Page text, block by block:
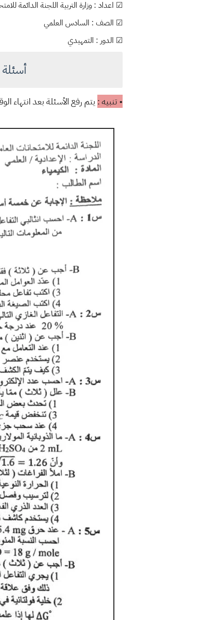
☑ اعداد : وزارة التربية اللجنة الدائمة
☑ الصف : السادس العلمي
☑ الدور : التمهيدي
أسئلة
• تنبيه : يتم رفع الأسئلة بعد انتهاء